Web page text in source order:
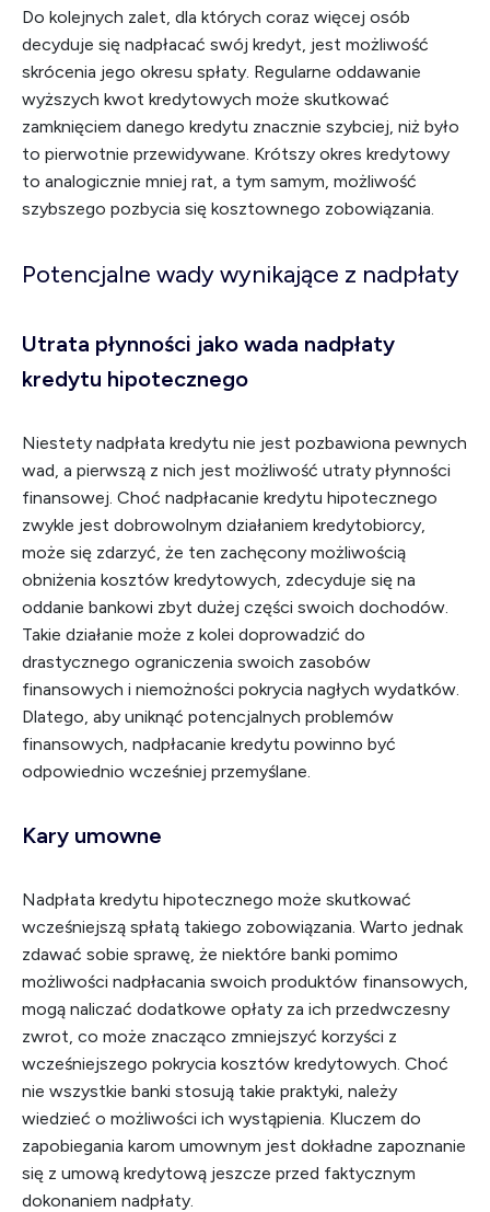
Do kolejnych zalet, dla których coraz więcej osób
decyduje się nadpłacać swój kredyt, jest możliwość
skrócenia jego okresu spłaty. Regularne oddawanie
wyższych kwot kredytowych może skutkować
zamknięciem danego kredytu znacznie szybciej, niż było
to pierwotnie przewidywane. Krótszy okres kredytowy
to analogicznie mniej rat, a tym samym, możliwość
szybszego pozbycia się kosztownego zobowiązania.
Potencjalne wady wynikające z nadpłaty
Utrata płynności jako wada nadpłaty
kredytu hipotecznego
Niestety nadpłata kredytu nie jest pozbawiona pewnych
wad, a pierwszą z nich jest możliwość utraty płynności
finansowej. Choć nadpłacanie kredytu hipotecznego
zwykle jest dobrowolnym działaniem kredytobiorcy,
może się zdarzyć, że ten zachęcony możliwością
obniżenia kosztów kredytowych, zdecyduje się na
oddanie bankowi zbyt dużej części swoich dochodów.
Takie działanie może z kolei doprowadzić do
drastycznego ograniczenia swoich zasobów
finansowych i niemożności pokrycia nagłych wydatków.
Dlatego, aby uniknąć potencjalnych problemów
finansowych, nadpłacanie kredytu powinno być
odpowiednio wcześniej przemyślane.
Kary umowne
Nadpłata kredytu hipotecznego może skutkować
wcześniejszą spłatą takiego zobowiązania. Warto jednak
zdawać sobie sprawę, że niektóre banki pomimo
możliwości nadpłacania swoich produktów finansowych,
mogą naliczać dodatkowe opłaty za ich przedwczesny
zwrot, co może znacząco zmniejszyć korzyści z
wcześniejszego pokrycia kosztów kredytowych. Choć
nie wszystkie banki stosują takie praktyki, należy
wiedzieć o możliwości ich wystąpienia. Kluczem do
zapobiegania karom umownym jest dokładne zapoznanie
się z umową kredytową jeszcze przed faktycznym
dokonaniem nadpłaty.